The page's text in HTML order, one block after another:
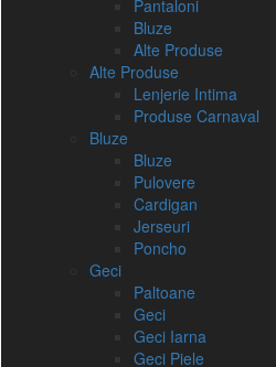
Pantaloni
Bluze
Alte Produse
Alte Produse
Lenjerie Intima
Produse Carnaval
Bluze
Bluze
Pulovere
Cardigan
Jerseuri
Poncho
Geci
Paltoane
Geci
Geci Iarna
Geci Piele